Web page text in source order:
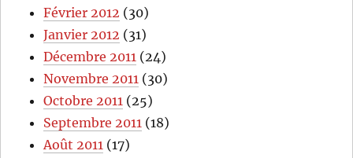
Février 2012 (30)
Janvier 2012 (31)
Décembre 2011 (24)
Novembre 2011 (30)
Octobre 2011 (25)
Septembre 2011 (18)
Août 2011 (17)